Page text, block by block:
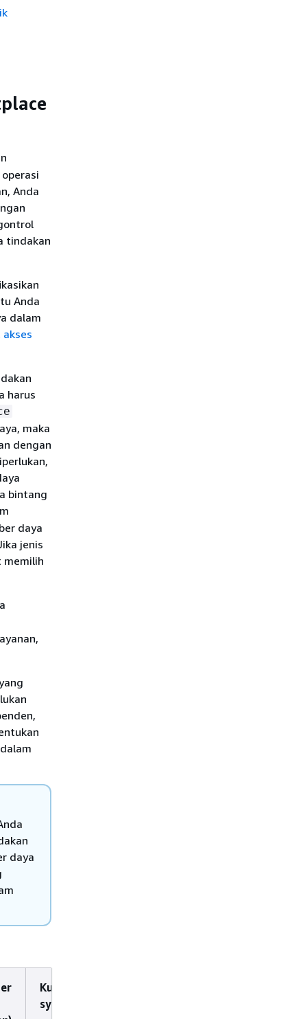
Anda
tindakan
Anda
dalam
harus
maka
dengan
bintang
daya
jenis
memilih
daya
Kunci
syarat